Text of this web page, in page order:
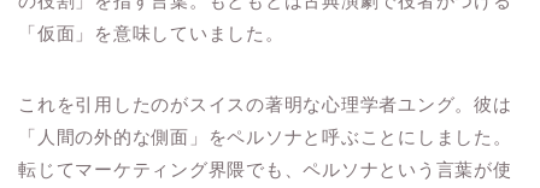
「仮面」を意味していました。
これを引用したのがスイスの著明な心理学者ユング。彼は
「人間の外的な側面」をペルソナと呼ぶことにしました。
転じてマーケティング界隈でも、ペルソナという言葉が使